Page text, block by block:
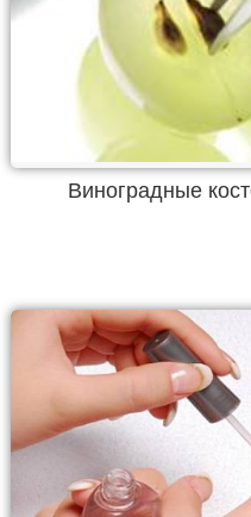
Виноградные